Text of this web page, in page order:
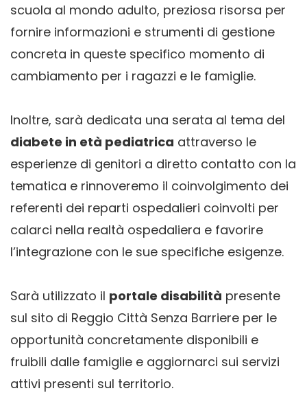
scuola al mondo adulto, preziosa risorsa per
fornire informazioni e strumenti di gestione
concreta in queste specifico momento di
cambiamento per i ragazzi e le famiglie.
Inoltre, sarà dedicata una serata al tema del
diabete in età pediatrica attraverso le
esperienze di genitori a diretto contatto con la
tematica e rinnoveremo il coinvolgimento dei
referenti dei reparti ospedalieri coinvolti per
calarci nella realtà ospedaliera e favorire
l’integrazione con le sue specifiche esigenze.
Sarà utilizzato il portale disabilità presente
sul sito di Reggio Città Senza Barriere per le
opportunità concretamente disponibili e
fruibili dalle famiglie e aggiornarci sui servizi
attivi presenti sul territorio.